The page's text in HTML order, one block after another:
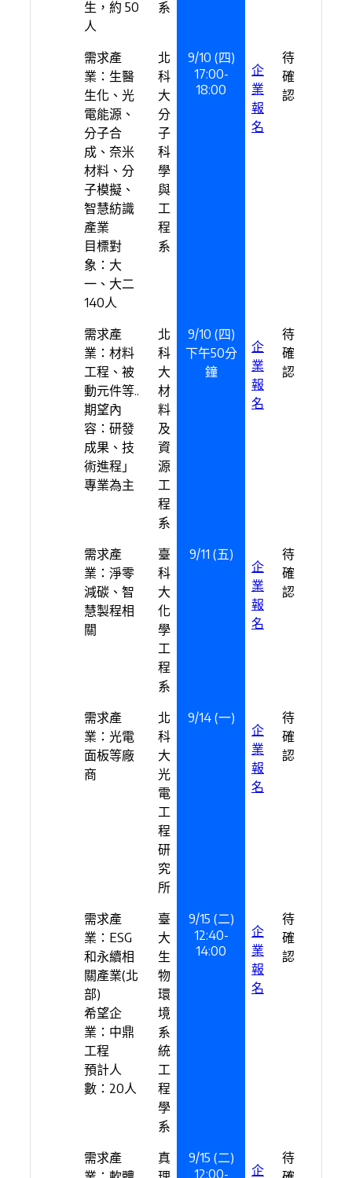
生，約 50
人
系
需求產
業：生醫
生化、光
電能源、
分子合
成、奈米
材料、分
子模擬、
智慧紡識
產業
目標對
象：大
一、大二
140人
北
科
大
分
子
科
學
與
工
程
系
9/10 (四)
17:00-
18:00
企
業
報
名
待
確
認
需求產
業：材料
工程、被
動元件等..
期望內
容：研發
成果、技
術進程」
專業為主
北
科
大
材
料
及
資
源
工
程
系
9/10 (四)
下午50分
鐘
企
業
報
名
待
確
認
需求產
業：淨零
減碳、智
慧製程相
關
臺
科
大
化
學
工
程
系
9/11 (五)
企
業
報
名
待
確
認
需求產
業：光電
面板等廠
商
北
科
大
光
電
工
程
研
究
所
9/14 (一)
企
業
報
名
待
確
認
需求產
業：ESG
和永續相
關產業(北
部)
希望企
業：中鼎
工程
預計人
數：20人
臺
大
生
物
環
境
系
統
工
程
學
系
9/15 (二)
12:40-
14:00
企
業
報
名
待
確
認
需求產
真
9/15 (二)
12:00-
企
待